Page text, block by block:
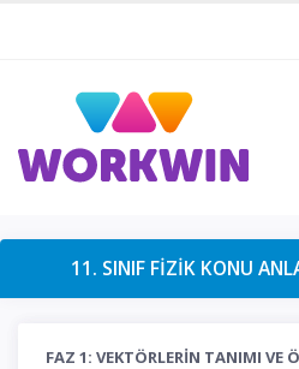
11. SINIF FİZİK KONU
FAZ 1: VEKTÖRLERİN TANIMI VE